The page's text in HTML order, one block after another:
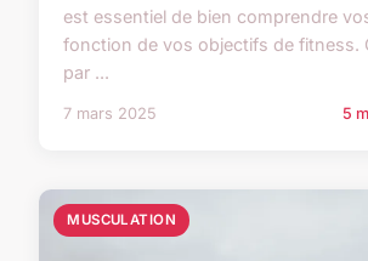
est essentiel de bien comprendre
fonction de vos objectifs de fitness.
par ...
7 mars 2025 5
MUSCULATION